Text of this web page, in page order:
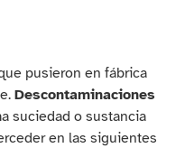
pusieron en fábrica
Descontaminaciones
suciedad o sustancia
en las siguientes